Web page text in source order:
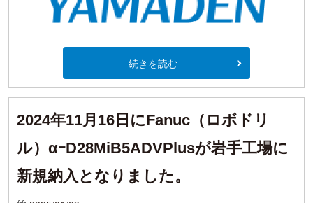
続きを読む
2024年11月16日にFanuc（ロボドリ
ル）αｰD28MiB5ADVPlusが岩手工場に
新規納入となりました。